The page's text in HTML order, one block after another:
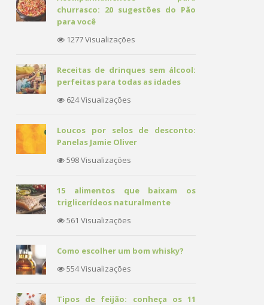
churrasco: 20 sugestões do Pão
para você
1277 Visualizações
Receitas de drinques sem álcool:
perfeitas para todas as idades
624 Visualizações
Loucos por selos de desconto:
Panelas Jamie Oliver
598 Visualizações
15 alimentos que baixam os
triglicerídeos naturalmente
561 Visualizações
Como escolher um bom whisky?
554 Visualizações
Tipos de feijão: conheça os 11